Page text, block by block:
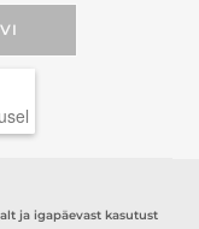
ja igapäevast kasutust